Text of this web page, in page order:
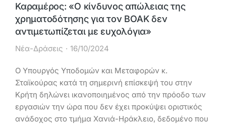
Καραμέρος: «Ο κίνδυνος απώλειας της
χρηματοδότησης για τον ΒΟΑΚ δεν
αντιμετωπίζεται με ευχολόγια»
Νέα-Δράσεις 16/10/2024
Ο Υπουργός Υποδομών και Μεταφορών κ.
Σταϊκούρας κατά τη σημερινή επίσκεψή του στην
Κρήτη δηλώνει ικανοποιημένος από την πρόοδο των
εργασιών την ώρα που δεν έχει προκύψει οριστικός
ανάδοχος στο τμήμα Χανιά-Ηράκλειο, δεδομένο που